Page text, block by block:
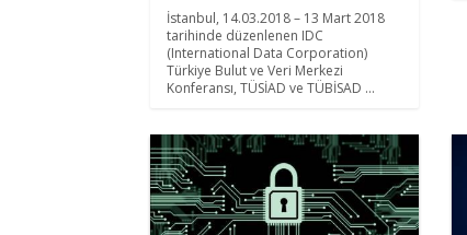
İstanbul, 14.03.2018 – 13 Mart 2018
tarihinde düzenlenen IDC
(International Data Corporation)
Türkiye Bulut ve Veri Merkezi
Konferansı, TÜSİAD ve TÜBİSAD ...